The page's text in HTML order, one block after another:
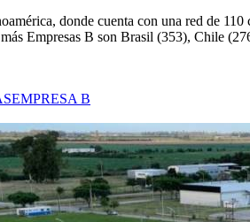
donde cuenta con una red de
Empresas B son Brasil (353), Chile
EMPRESA B